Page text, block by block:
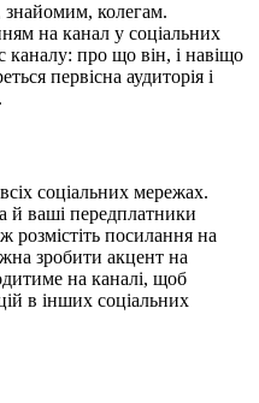
знайомим, колегам.
на канал у соціальних
каналу: про що він, і навіщо
первісна аудиторія і
соціальних мережах.
й ваші передплатники
посилання на
зробити акцент на
на каналі, щоб
в інших соціальних